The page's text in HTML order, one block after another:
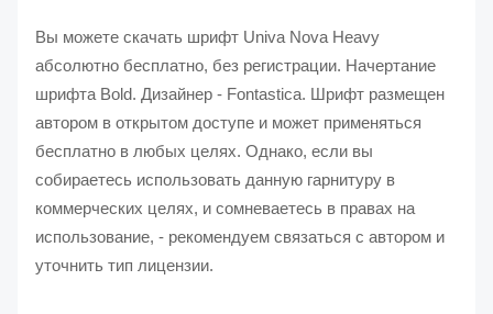
Вы можете скачать шрифт Univa Nova Heavy
абсолютно бесплатно, без регистрации. Начертание
шрифта Bold. Дизайнер - Fontastica. Шрифт размещен
автором в открытом доступе и может применяться
бесплатно в любых целях. Однако, если вы
собираетесь использовать данную гарнитуру в
коммерческих целях, и сомневаетесь в правах на
использование, - рекомендуем связаться с автором и
уточнить тип лицензии.